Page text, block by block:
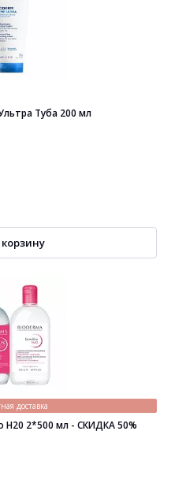
Туба 200 мл
корзину
доставка
2*500 мл - СКИДКА 50%